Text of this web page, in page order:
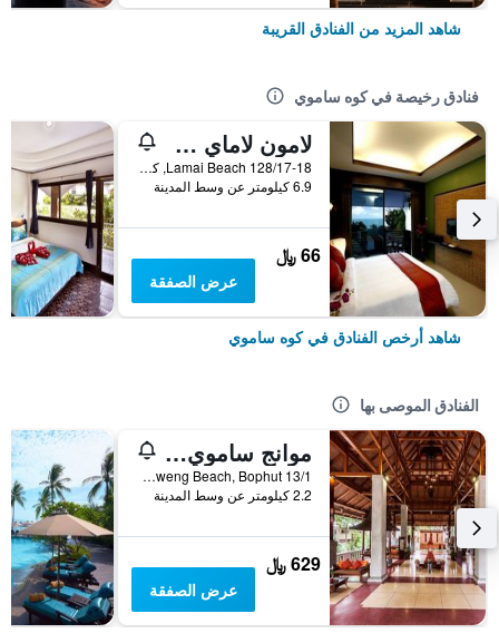
شاهد المزيد من الفنادق القريبة
فنادق رخيصة في كوه ساموي
لامون لاماي ريزيدنس
128/17-18 Lamai Beach, كوه ساموي, تايلاند
6.9 كيلومتر عن وسط المدينة
66 ﷼
عرض الصفقة
شاهد أرخص الفنادق في كوه ساموي
الفنادق الموصى بها
موانج ساموي سبا ريزورت
13/1 Moo2, Chaweng Beach, Bophut, كوه ساموي, تايلاند
2.2 كيلومتر عن وسط المدينة
629 ﷼
عرض الصفقة